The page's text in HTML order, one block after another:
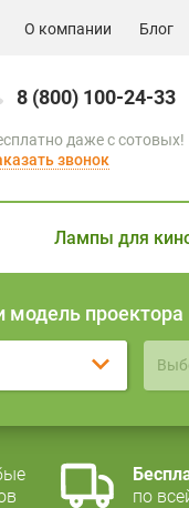
О компании Блог
8 (800) 100-24-33
даже с сотовых!
звонок
Лампы для
модель проектора
по